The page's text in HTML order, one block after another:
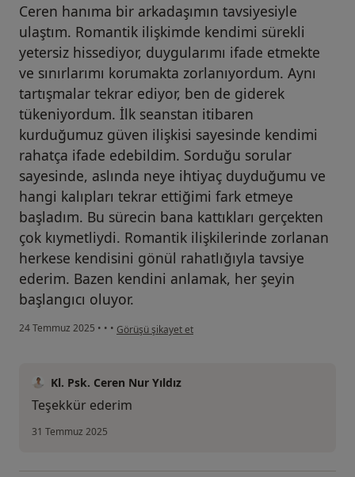
Ceren hanıma bir arkadaşımın tavsiyesiyle
ulaştım. Romantik ilişkimde kendimi sürekli
yetersiz hissediyor, duygularımı ifade etmekte
ve sınırlarımı korumakta zorlanıyordum. Aynı
tartışmalar tekrar ediyor, ben de giderek
tükeniyordum. İlk seanstan itibaren
kurduğumuz güven ilişkisi sayesinde kendimi
rahatça ifade edebildim. Sorduğu sorular
sayesinde, aslında neye ihtiyaç duyduğumu ve
hangi kalıpları tekrar ettiğimi fark etmeye
başladım. Bu sürecin bana kattıkları gerçekten
çok kıymetliydi. Romantik ilişkilerinde zorlanan
herkese kendisini gönül rahatlığıyla tavsiye
ederim. Bazen kendini anlamak, her şeyin
başlangıcı oluyor.
24 Temmuz 2025 • • • kullanıcının görüşüne göre ö.....
Görüşü şikayet et
Kl. Psk. Ceren Nur Yıldız
Teşekkür ederim
31 Temmuz 2025